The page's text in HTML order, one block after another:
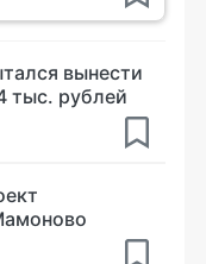
вынести
тыс. рублей